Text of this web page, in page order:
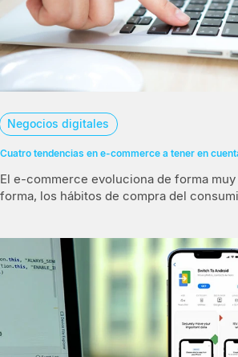
Negocios digitales
Cuatro tendencias en e-commerce a tener en
El e-commerce evoluciona de forma
forma, los hábitos de compra del